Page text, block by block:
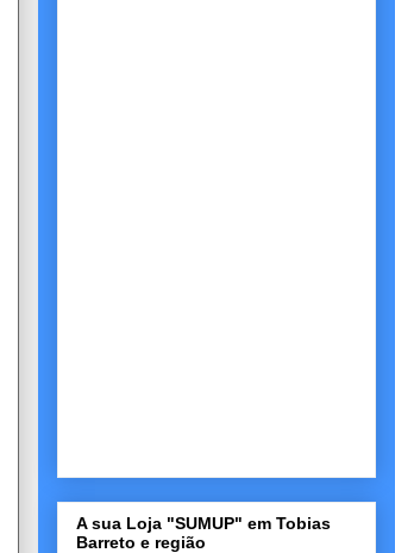
A sua Loja "SUMUP" em Tobias
Barreto e região